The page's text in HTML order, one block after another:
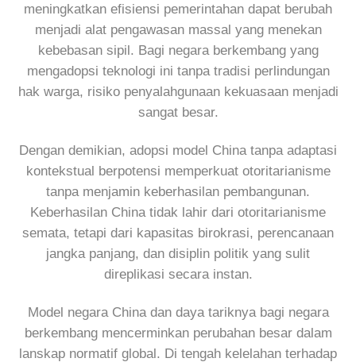
meningkatkan efisiensi pemerintahan dapat berubah
menjadi alat pengawasan massal yang menekan
kebebasan sipil. Bagi negara berkembang yang
mengadopsi teknologi ini tanpa tradisi perlindungan
hak warga, risiko penyalahgunaan kekuasaan menjadi
sangat besar.
Dengan demikian, adopsi model China tanpa adaptasi
kontekstual berpotensi memperkuat otoritarianisme
tanpa menjamin keberhasilan pembangunan.
Keberhasilan China tidak lahir dari otoritarianisme
semata, tetapi dari kapasitas birokrasi, perencanaan
jangka panjang, dan disiplin politik yang sulit
direplikasi secara instan.
Model negara China dan daya tariknya bagi negara
berkembang mencerminkan perubahan besar dalam
lanskap normatif global. Di tengah kelelahan terhadap